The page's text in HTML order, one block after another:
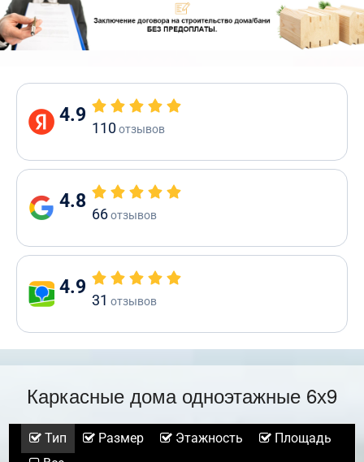
4.9
110отзывов
4.8
66отзывов
4.9
31 отзывов
Каркасные дома одноэтажные 6х9
Тип Размер Этажность
Площадь